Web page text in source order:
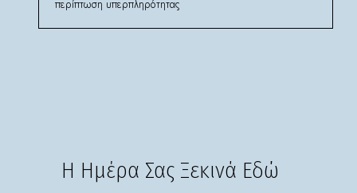
περίπτωση υπερπληρότητας
Η Ημέρα Σας Ξεκινά Εδώ